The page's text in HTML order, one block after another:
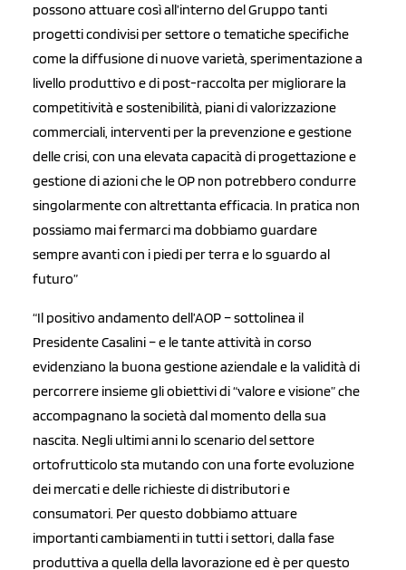
possono attuare così all’interno del Gruppo tanti
progetti condivisi per settore o tematiche specifiche
come la diffusione di nuove varietà, sperimentazione a
livello produttivo e di post-raccolta per migliorare la
competitività e sostenibilità, piani di valorizzazione
commerciali, interventi per la prevenzione e gestione
delle crisi, con una elevata capacità di progettazione e
gestione di azioni che le OP non potrebbero condurre
singolarmente con altrettanta efficacia. In pratica non
possiamo mai fermarci ma dobbiamo guardare
sempre avanti con i piedi per terra e lo sguardo al
futuro”
“Il positivo andamento dell’AOP – sottolinea il
Presidente Casalini – e le tante attività in corso
evidenziano la buona gestione aziendale e la validità di
percorrere insieme gli obiettivi di “valore e visione” che
accompagnano la società dal momento della sua
nascita. Negli ultimi anni lo scenario del settore
ortofrutticolo sta mutando con una forte evoluzione
dei mercati e delle richieste di distributori e
consumatori. Per questo dobbiamo attuare
importanti cambiamenti in tutti i settori, dalla fase
produttiva a quella della lavorazione ed è per questo